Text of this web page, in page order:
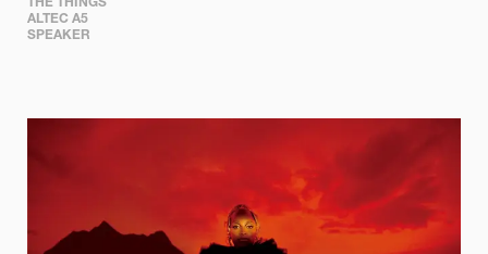
THE THINGS
ALTEC A5
SPEAKER